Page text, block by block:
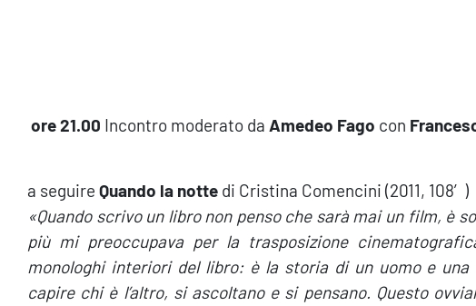
ore 21.00 Incontro moderato da Amedeo Fago con
a seguire Quando la notte di Cristina Comencini (2011, 108′)
«Quando scrivo un libro non penso che sarà mai un film, è
più mi preoccupava per la trasposizione
monologhi interiori del libro: è la storia di un uomo e
capire chi è l’altro, si ascoltano e si pensano. Questo